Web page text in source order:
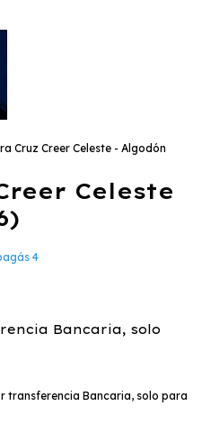
Cruz Creer Celeste - Algodón
Celeste
4
Bancaria, solo
transferencia Bancaria, solo para